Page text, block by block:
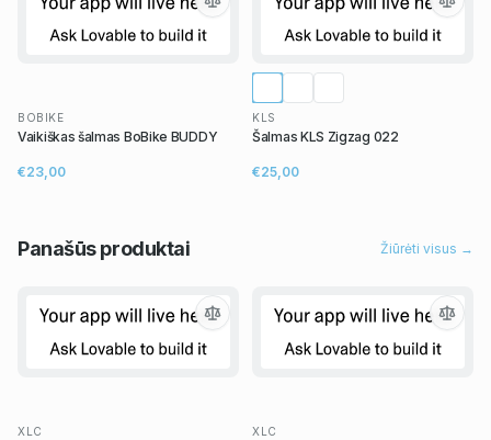
BOBIKE
Vaikiškas šalmas BoBike BUDDY
€23,00
KLS
Šalmas KLS Zigzag 022
€25,00
Panašūsproduktai Žiūrėti visus →
XLC XLC